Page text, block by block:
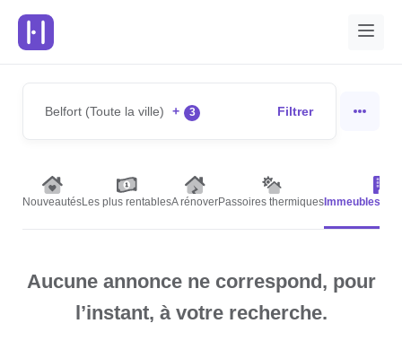
Belfort (Toute la ville) + 3 Filtrer
NouveautésLes plus rentablesA rénoverPassoires thermiques Immeubles de
Aucune annonce ne correspond, pour
l’instant, à votre recherche.